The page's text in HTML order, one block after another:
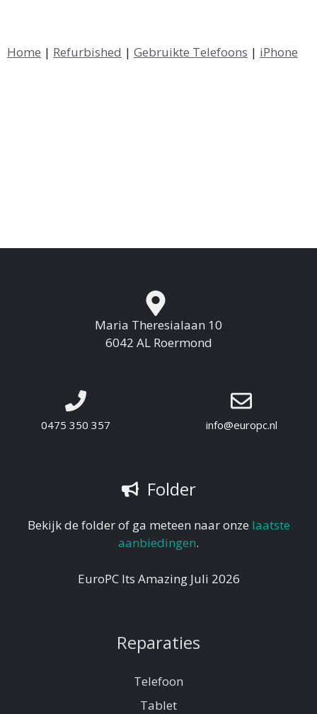
Home | Refurbished | Gebruikte Telefoons | iPhone
Maria Theresialaan 10
6042 AL Roermond
0475 350 357 info@europc.nl
Folder
Bekijk de folder of ga meteen naar onze laatste
aanbiedingen.
EuroPC Its Amazing Juli 2026
Reparaties
Telefoon
Tablet